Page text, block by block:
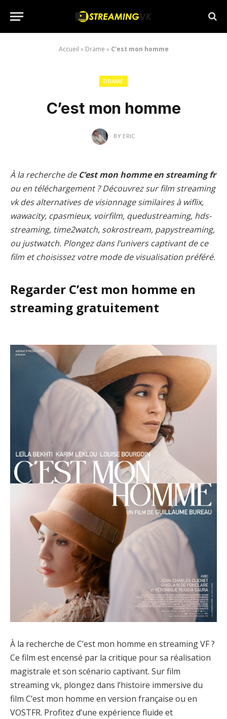
Accueil » Drame » C’est mon homme
DRAME
C’est mon homme
BY ERIC
À la recherche de C’est mon homme en streaming fr
ou en téléchargement ? Découvrez sur film streaming
vk des alternatives de visionnage similaires à wiflix,
wawacity, cpasmieux, voirfilm, quedustreaming, hds-
streaming, time2watch, sokrostream, papystreaming,
ou justwatch. Plongez dans l’univers captivant de ce
film et choisissez votre mode de visualisation préféré.
Regarder C’est mon homme en
streaming gratuitement
À la recherche de C’est mon homme en streaming VF ?
Ce film est encensé par la critique pour sa réalisation
magistrale et son scénario captivant. Sur film
streaming vk, plongez dans l’histoire immersive du
film C’est mon homme en version française ou en
VOSTFR. Profitez d’une expérience fluide et